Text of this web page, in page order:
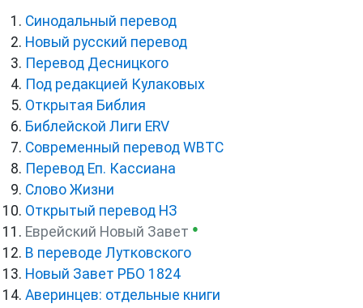
Синодальный перевод
Новый русский перевод
Перевод Десницкого
Под редакцией Кулаковых
Открытая Библия
Библейской Лиги ERV
Cовременный перевод WBTC
Перевод Еп. Кассиана
Слово Жизни
Открытый перевод НЗ
Еврейский Новый Завет ●
В переводе Лутковского
Новый Завет РБО 1824
Аверинцев: отдельные книги